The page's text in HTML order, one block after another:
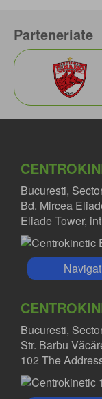
Parteneriate
Bucuresti,
Bd. Mircea
Eliade Tower,
Bucuresti,
Str. Barbu
102 The